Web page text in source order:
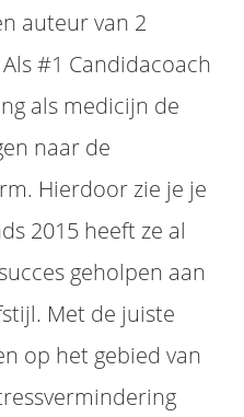
auteur van 2
#1 Candidacoach
als medicijn de
naar de
Hierdoor zie je je
2015 heeft ze al
geholpen aan
Met de juiste
op het gebied van